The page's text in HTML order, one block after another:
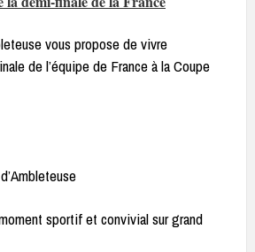
vous propose de vivre
de l’équipe de France à la Coupe
sportif et convivial sur grand